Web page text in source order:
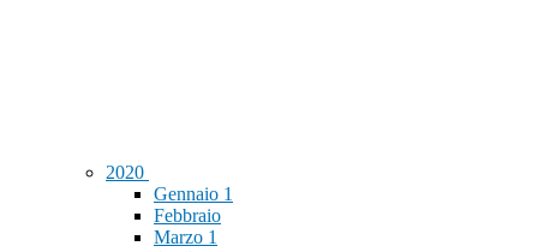
2020
Gennaio 1
Febbraio
Marzo 1